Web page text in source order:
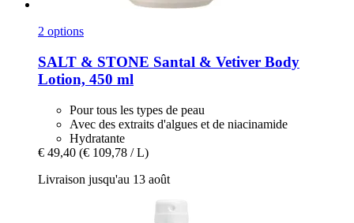
2 options
SALT & STONE Santal & Vetiver Body
Lotion, 450 ml
Pour tous les types de peau
Avec des extraits d'algues et de niacinamide
Hydratante
€ 49,40 (€ 109,78 / L)
Livraison jusqu'au 13 août